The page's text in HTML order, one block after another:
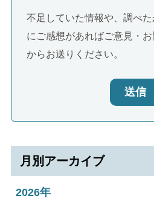
不足していた情報や、調べ
にご感想があればご意見・
からお送りください。
送信
月別アーカイブ
2026年